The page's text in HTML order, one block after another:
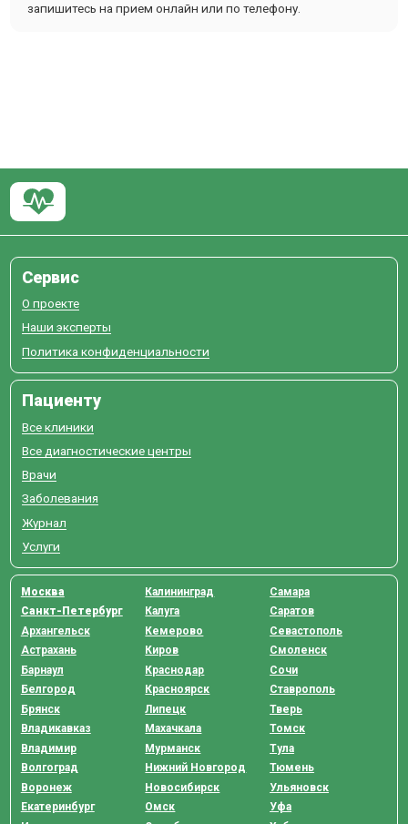
запишитесь на прием онлайн или по телефону.
Сервис
О проекте
Наши эксперты
Политика конфиденциальности
Пациенту
Все клиники
Все диагностические центры
Врачи
Заболевания
Журнал
Услуги
Москва
Санкт-Петербург
Архангельск
Астрахань
Барнаул
Белгород
Брянск
Владикавказ
Владимир
Волгоград
Воронеж
Екатеринбург
Калининград
Калуга
Кемерово
Киров
Краснодар
Красноярск
Липецк
Махачкала
Мурманск
Нижний Новгород
Новосибирск
Омск
Самара
Саратов
Севастополь
Смоленск
Сочи
Ставрополь
Тверь
Томск
Тула
Тюмень
Ульяновск
Уфа